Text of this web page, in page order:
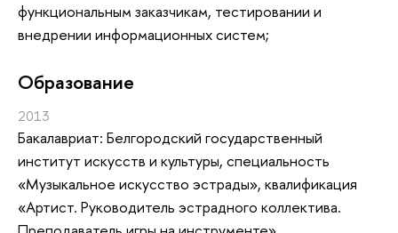
функциональным заказчикам, тестировании и
внедрении информационных систем;
Oбразование
2013
Бакалавриат: Белгородский государственный
институт искусств и культуры, специальность
«Музыкальное искусство эстрады», квалификация
«Артист. Руководитель эстрадного коллектива.